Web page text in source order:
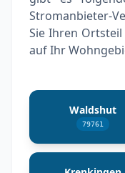
Stromanbieter-
Sie Ihren
auf Ihr
Waldshut
79761